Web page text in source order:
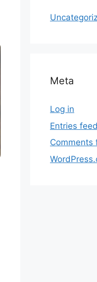
Meta
Log in
Entries feed
Comments